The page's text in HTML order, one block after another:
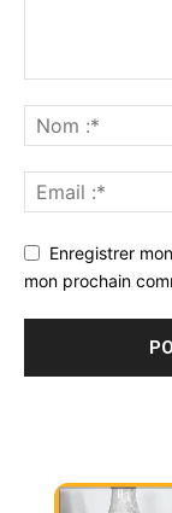
Enregistrer
mon prochain